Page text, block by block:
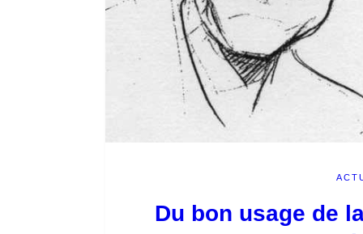
Du bon usage de